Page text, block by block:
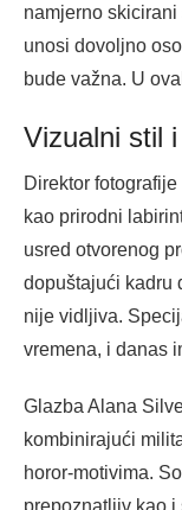
namjerno
unosi dovoljno
bude važna. U
Vizualni stil
Direktor
kao prirodni
usred otvorenog
dopuštajući kadru
nije vidljiva.
vremena, i danas
Glazba Alana
kombinirajući
horor-motivima.
prepoznatljiv kao i